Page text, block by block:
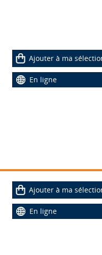
Ajouter à ma
En ligne
Ajouter à ma
En ligne